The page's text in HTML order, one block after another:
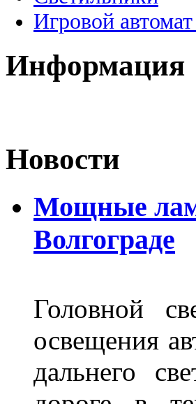
Игровой
Информация
Новости
Мощные
Волгограде
Головной
освещения
дальнего